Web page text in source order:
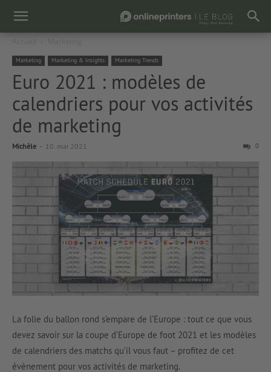
Marketing Marketing & Insights Marketing Trends
Euro 2021 : modèles de
calendriers pour vos activités
de marketing
Michèle - 10. mai 2021 0
La folie du ballon rond s’empare de l’Europe : tout ce que vous
devez savoir sur la coupe d’Europe de foot 2021 et les modèles
de calendriers des matchs qu’il vous faut – profitez de cet
évènement pour vos activités de marketing.